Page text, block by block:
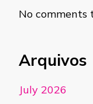
No comments
Arquivos
July 2026